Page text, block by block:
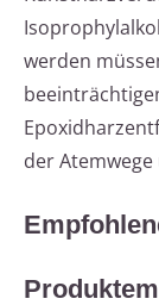
werden
der